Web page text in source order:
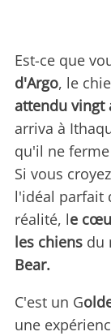
Est-ce que
d'Argo, le
attendu vingt
arriva à
qu'il ne
Si vous
l'idéal parfait
réalité, le
les chiens du
Bear.
C'est un G
une